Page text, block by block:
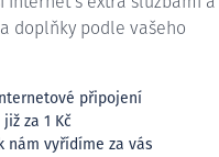
doplňky podle vašeho
připojení
za 1 Kč
nám vyřídíme za vás